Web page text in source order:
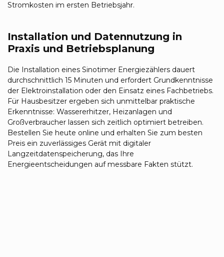
Stromkosten im ersten Betriebsjahr.
Installation und Datennutzung in
Praxis und Betriebsplanung
Die Installation eines Sinotimer Energiezählers dauert
durchschnittlich 15 Minuten und erfordert Grundkenntnisse
der Elektroinstallation oder den Einsatz eines Fachbetriebs.
Für Hausbesitzer ergeben sich unmittelbar praktische
Erkenntnisse: Wassererhitzer, Heizanlagen und
Großverbraucher lassen sich zeitlich optimiert betreiben.
Bestellen Sie heute online und erhalten Sie zum besten
Preis ein zuverlässiges Gerät mit digitaler
Langzeitdatenspeicherung, das Ihre
Energieentscheidungen auf messbare Fakten stützt.